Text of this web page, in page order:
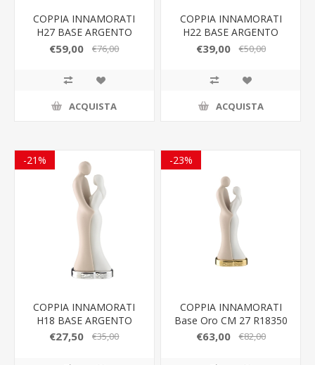
COPPIA INNAMORATI
H27 BASE ARGENTO
R18350 3AR
€59,00 €76,00
ACQUISTA
COPPIA INNAMORATI
H22 BASE ARGENTO
R18350 2AR
€39,00 €50,00
ACQUISTA
-21%
COPPIA INNAMORATI
H18 BASE ARGENTO
R18350 1AR
€27,50 €35,00
-23%
COPPIA INNAMORATI
Base Oro CM 27 R18350
3ORO
€63,00 €82,00